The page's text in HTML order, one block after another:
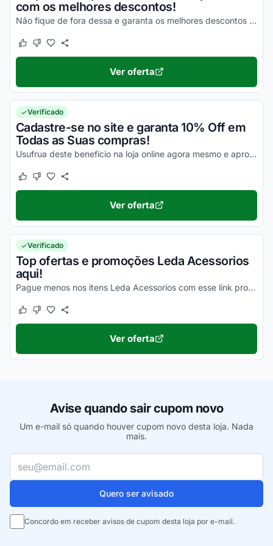
com os melhores descontos!
Não fique de fora dessa e garanta os melhores descontos agora mesmo!
Este cupom funcionou
Este cupom não funcionou
Ver oferta
Verificado
Cadastre-se no site e garanta 10% Off em
Todas as Suas compras!
Usufrua deste benefício na loja online agora mesmo e aproveite a sua oportunidade para economizar!
Este cupom funcionou
Este cupom não funcionou
Ver oferta
Verificado
Top ofertas e promoções Leda Acessorios
aqui!
Pague menos nos itens Leda Acessorios com esse link promocionado. Confira!
Este cupom funcionou
Este cupom não funcionou
Ver oferta
Avise quando sair cupom novo
Um e-mail só quando houver cupom novo desta loja. Nada
mais.
Seu e-mail
Quero ser avisado
Concordo em receber avisos de cupom desta loja por e-mail.